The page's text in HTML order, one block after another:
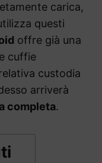
carica,
questi
offre già una
cuffie
custodia
arriverà
completa.